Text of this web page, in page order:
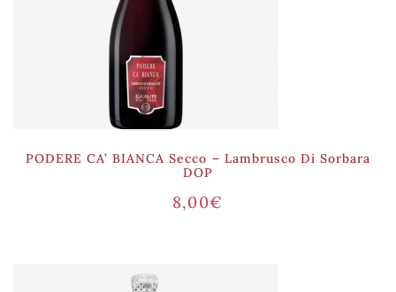
PODERE CA’ BIANCA Secco – Lambrusco Di Sorbara
DOP
8,00€